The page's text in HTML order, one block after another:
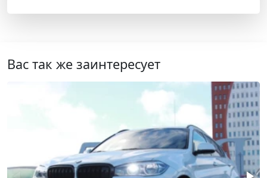
Вас так же заинтересует